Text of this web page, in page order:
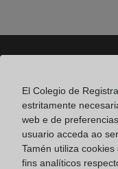
Colegio de
Príncipe de
Teléfono:91 270
Fax:91 564 11 59
El Colegio de
estritamente
web e de
usuario acceda ao
Tamén utiliza
fins analíticos